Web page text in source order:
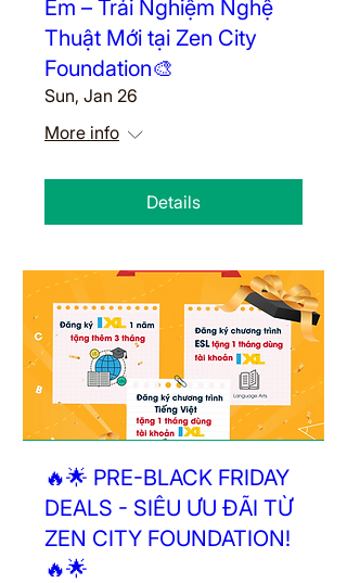
Em – Trải Nghiệm Nghệ
Thuật Mới tại Zen City
Foundation🎨
Sun, Jan 26
More info
Details
🔥🌟 PRE-BLACK FRIDAY
DEALS - SIÊU ƯU ĐÃI TỪ
ZEN CITY FOUNDATION!
🔥🌟